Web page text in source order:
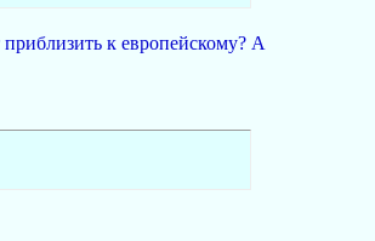
к европейскому? А